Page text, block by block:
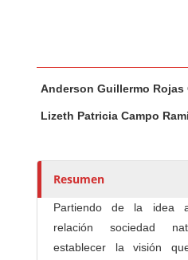
u
Anderson Guillermo Rojas
Lizeth Patricia Campo
Resumen
Partiendo de la idea
relación sociedad
establecer la visión